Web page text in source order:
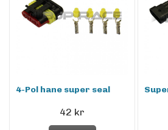
4-Pol hane super seal
42 kr